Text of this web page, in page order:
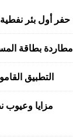
حفر أول بئر
مطاردة بطاقة
التطبيق
مزايا وعيوب